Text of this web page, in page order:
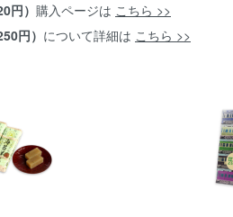
円） 購入ページは こちら >>
円） について詳細は こちら >>